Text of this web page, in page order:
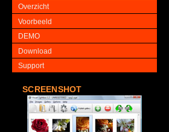
Overzicht
Voorbeeld
DEMO
Download
Support
SCREENSHOT